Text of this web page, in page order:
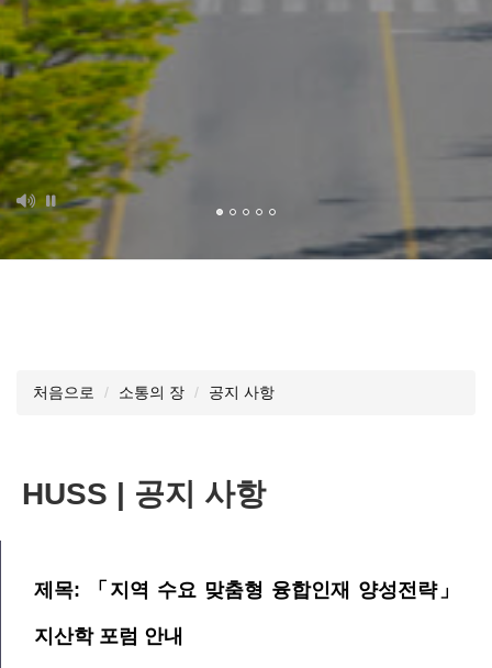
처음으로 소통의 장 공지 사항
HUSS | 공지 사항
제목: 「지역 수요 맞춤형 융합인재 양성전략」
지산학 포럼 안내